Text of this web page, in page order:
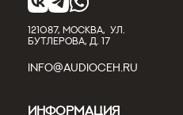
121087, МОСКВА, УЛ.
БУТЛЕРОВА, Д. 17
INFO@AUDIOCEH.RU
Информация